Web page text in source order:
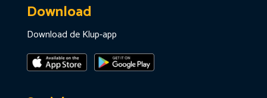
Download
Download de Klup-app